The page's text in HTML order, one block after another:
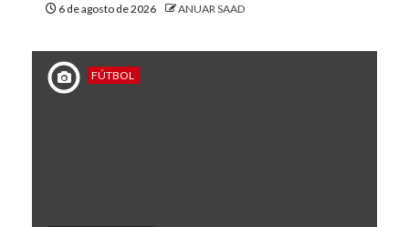
6 de agosto de 2026 ANUAR SAAD
FÚTBOL